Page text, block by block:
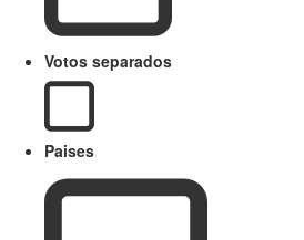
Votos separados
Paises